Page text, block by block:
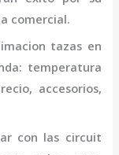
comercial.
tazas en
temperatura
accesorios,
con las circuit